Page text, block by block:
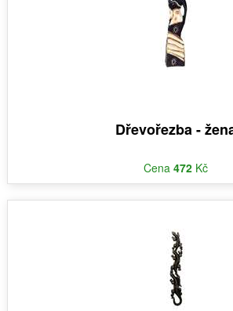
Dřevořezba -
Cena 472 Kč